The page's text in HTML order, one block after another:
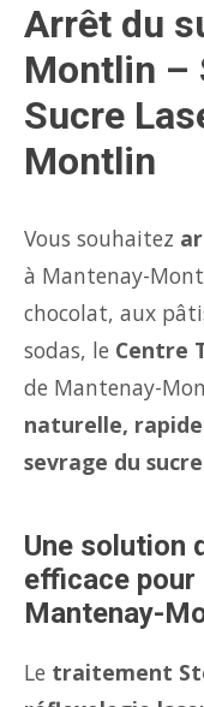
Arrêt du
Montlin –
Sucre
Montlin
Vous souhaitez
à Mantenay-
chocolat, aux
sodas, le Centre
de Mantenay-
naturelle,
sevrage du
Une solution
efficace
Mantenay-
Le traitement